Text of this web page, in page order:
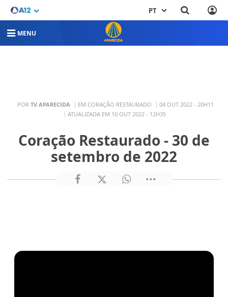
PT
MENU
POR TV APARECIDA EM CORAÇÃO RESTAURADO
04 OUT 2022 - 20H11
ATUALIZADA EM 10 OUT 2022 - 12H35
Coração Restaurado - 30 de
setembro de 2022